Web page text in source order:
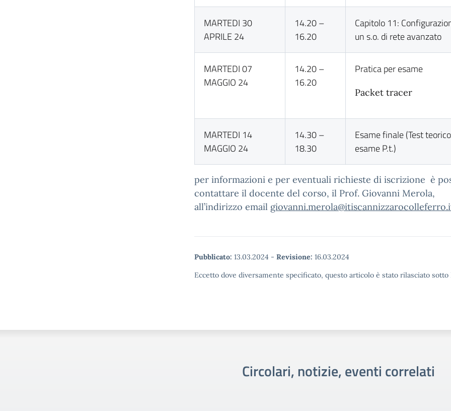
MARTEDI 30
APRILE 24
14.20 –
16.20
Capitolo 11:
un s.o. di rete avanzato
MARTEDI 07
MAGGIO 24
14.20 –
16.20
Pratica per esame
Packet tracer
MARTEDI 14
MAGGIO 24
14.30 –
18.30
Esame finale (Test
esame P.t.)
per informazioni e per eventuali richieste di iscrizione è
contattare il docente del corso, il Prof. Giovanni Merola,
all’indirizzo email
Pubblicato: 13.03.2024 - Revisione: 16.03.2024
Eccetto dove diversamente specificato, questo articolo è stato rilasciato
Circolari, notizie, eventi correlati